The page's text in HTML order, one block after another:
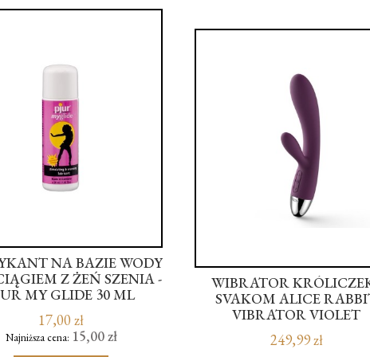
NA BAZIE WODY
Z ŻEŃ SZENIA -
MY GLIDE 30 ML
17,00 zł
Najniższa cena: 15,00 zł
WIBRATOR
SVAKOM ALICE
VIBRATOR VIOLET
249,99 zł